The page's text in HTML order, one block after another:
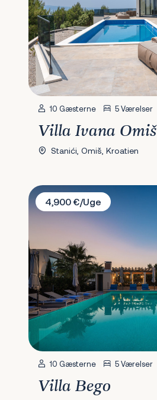
10 Gæsterne 5 Værelser
Villa Ivana Omiš
Stanići, Omiš, Kroatien
Villa Bego
4,900 €/Uge
10 Gæsterne 5 Værelser
Villa Bego